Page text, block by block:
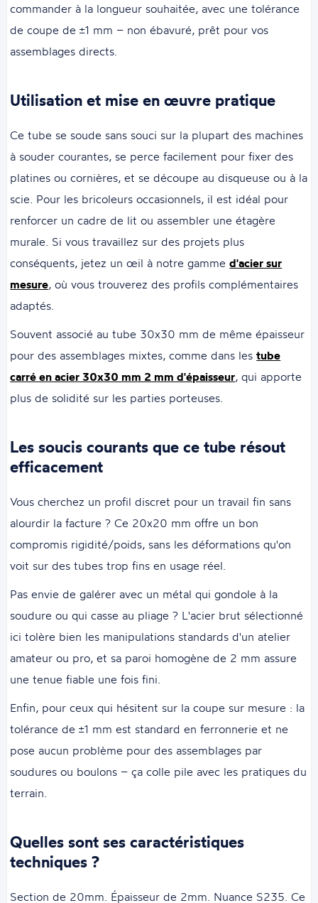
commander à la longueur souhaitée, avec une tolérance
de coupe de ±1 mm – non ébavuré, prêt pour vos
assemblages directs.
Utilisation et mise en œuvre pratique
Ce tube se soude sans souci sur la plupart des machines
à souder courantes, se perce facilement pour fixer des
platines ou cornières, et se découpe au disqueuse ou à la
scie. Pour les bricoleurs occasionnels, il est idéal pour
renforcer un cadre de lit ou assembler une étagère
murale. Si vous travaillez sur des projets plus
conséquents, jetez un œil à notre gammed'acier sur
mesure, où vous trouverez des profils complémentaires
adaptés.
Souvent associé au tube 30x30 mm de même épaisseur
pour des assemblages mixtes, comme dans lestube
carré en acier 30x30 mm 2 mm d'épaisseur, qui apporte
plus de solidité sur les parties porteuses.
Les soucis courants que ce tube résout
efficacement
Vous cherchez un profil discret pour un travail fin sans
alourdir la facture ? Ce 20x20 mm offre un bon
compromis rigidité/poids, sans les déformations qu'on
voit sur des tubes trop fins en usage réel.
Pas envie de galérer avec un métal qui gondole à la
soudure ou qui casse au pliage ? L'acier brut sélectionné
ici tolère bien les manipulations standards d'un atelier
amateur ou pro, et sa paroi homogène de 2 mm assure
une tenue fiable une fois fini.
Enfin, pour ceux qui hésitent sur la coupe sur mesure : la
tolérance de ±1 mm est standard en ferronnerie et ne
pose aucun problème pour des assemblages par
soudures ou boulons – ça colle pile avec les pratiques du
terrain.
Quelles sont ses caractéristiques
techniques ?
Section de 20mm. Épaisseur de 2mm. Nuance S235. Ce